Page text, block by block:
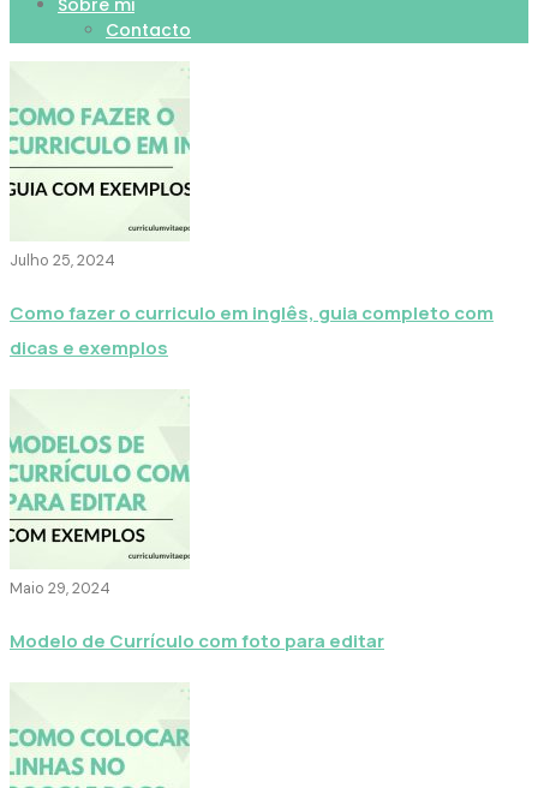
Sobre mi
Contacto
Julho 25, 2024
Como fazer o curriculo em inglês, guia completo com
dicas e exemplos
Maio 29, 2024
Modelo de Currículo com foto para editar